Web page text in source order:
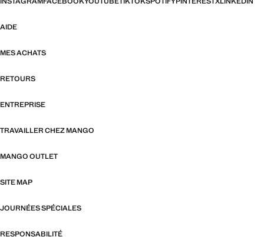
AIDE
MES ACHATS
RETOURS
ENTREPRISE
TRAVAILLER CHEZ MANGO
MANGO OUTLET
SITE MAP
JOURNÉES SPÉCIALES
RESPONSABILITÉ